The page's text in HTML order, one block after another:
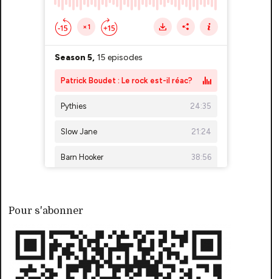
Pour s'abonner